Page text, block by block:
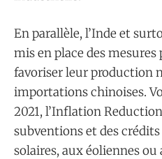
En parallèle, l’Inde et
mis en place des
favoriser leur production
importations chinoises.
2021, l’Inflation
subventions et des
solaires, aux éoliennes